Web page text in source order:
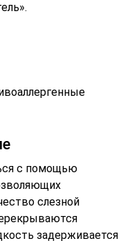
с помощью
слезной
задерживается